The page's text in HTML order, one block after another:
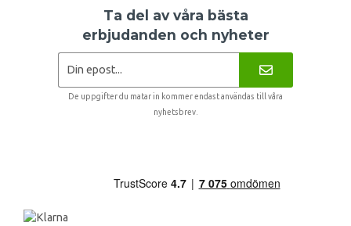
Ta del av våra bästa
erbjudanden och nyheter
De uppgifter du matar in kommer endast användas till våra
nyhetsbrev.